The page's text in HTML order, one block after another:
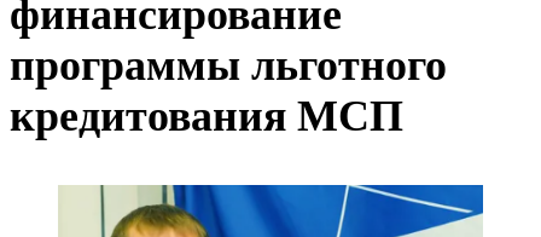
финансирование
программы льготного
кредитования МСП